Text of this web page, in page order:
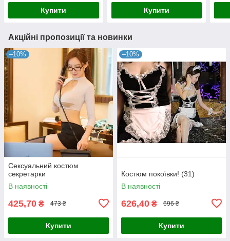
Купити Купити
Акційні пропозиції та новинки
–10%
Сексуальний костюм
секретарки
В наявності
425,70 ₴ 473 ₴
Купити
–10%
Костюм покоївки! (31)
В наявності
626,40 ₴ 696 ₴
Купити